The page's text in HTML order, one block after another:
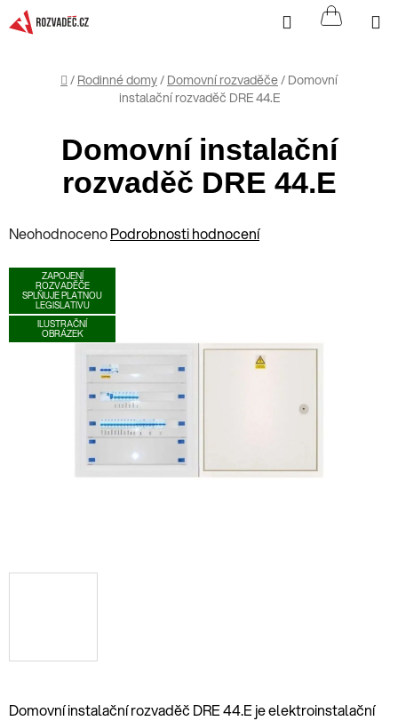
Přejít
na
Hledat
Domů
/ Rodinné domy/ Domovní rozvaděče/ Domovní
instalační rozvaděč DRE 44.E
Domovní instalační rozvaděč DRE 44.E je elektroinstalační
Domovní instalační
rozvaděč DRE 44.E
Průměrné
produktu
NeohodnocenoPodrobnosti hodnocení
ZAPOJENÍ
ROZVADĚČE
SPLŇUJE PLATNOU
LEGISLATIVU
ILUSTRAČNÍ
OBRÁZEK